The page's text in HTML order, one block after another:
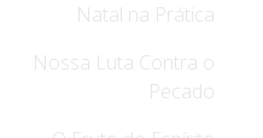
Natal na Prática
Nossa Luta Contra o
Pecado